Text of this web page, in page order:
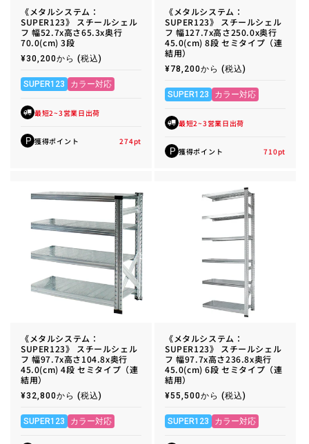
《メタルシステム：
SUPER123》 スチールシェル
フ 幅52.7x高さ65.3x奥行
70.0(cm) 3段
通
価
格
¥30,200から (税込)
SUPER123 カラー対応
最短2~3営業日出荷
P 獲得ポイント 274pt
《メタルシステム：
SUPER123》 スチールシェル
フ 幅127.7x高さ250.0x奥行
45.0(cm) 8段 セミタイプ（連
結用）
通
価
格
¥78,200から (税込)
SUPER123 カラー対応
最短2~3営業日出荷
P 獲得ポイント 710pt
《メタルシステム：
SUPER123》 スチールシェル
フ 幅97.7x高さ104.8x奥行
45.0(cm) 4段 セミタイプ（連
結用）
通
価
格
¥32,800から (税込)
SUPER123 カラー対応
《メタルシステム：
SUPER123》 スチールシェル
フ 幅97.7x高さ236.8x奥行
45.0(cm) 6段 セミタイプ（連
結用）
通
価
格
¥55,500から (税込)
SUPER123 カラー対応